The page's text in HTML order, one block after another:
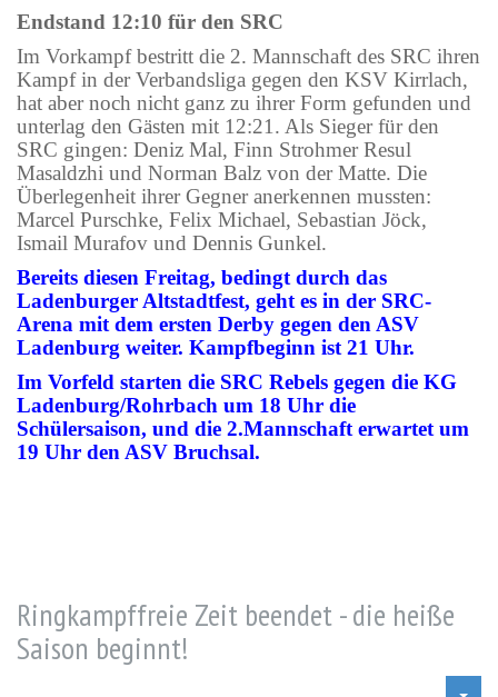
Endstand 12:10 für den SRC
Im Vorkampf bestritt die 2. Mannschaft des SRC ihren
Kampf in der Verbandsliga gegen den KSV Kirrlach,
hat aber noch nicht ganz zu ihrer Form gefunden und
unterlag den Gästen mit 12:21. Als Sieger für den
SRC gingen: Deniz Mal, Finn Strohmer Resul
Masaldzhi und Norman Balz von der Matte. Die
Überlegenheit ihrer Gegner anerkennen mussten:
Marcel Purschke, Felix Michael, Sebastian Jöck,
Ismail Murafov und Dennis Gunkel.
Bereits diesen Freitag, bedingt durch das
Ladenburger Altstadtfest, geht es in der SRC-
Arena mit dem ersten Derby gegen den ASV
Ladenburg weiter. Kampfbeginn ist 21 Uhr.
Im Vorfeld starten die SRC Rebels gegen die KG
Ladenburg/Rohrbach um 18 Uhr die
Schülersaison, und die 2.Mannschaft erwartet um
19 Uhr den ASV Bruchsal.
Ringkampffreie Zeit beendet - die heiße
Saison beginnt!